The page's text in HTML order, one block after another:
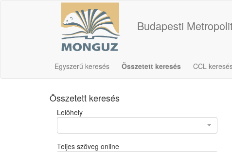
Budapesti
Egyszerű keresés Összetett keresés CCL
Összetett keresés
Lelőhely
Teljes szöveg online